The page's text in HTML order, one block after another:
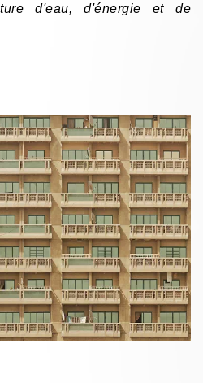
d'eau, d'énergie et de